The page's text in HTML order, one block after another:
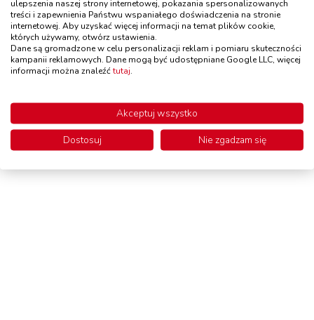
©2024 edufit.pl
ulepszenia naszej strony internetowej, pokazania spersonalizowanych
treści i zapewnienia Państwu wspaniałego doświadczenia na stronie
internetowej. Aby uzyskać więcej informacji na temat plików cookie,
których używamy, otwórz ustawienia.
Dane są gromadzone w celu personalizacji reklam i pomiaru skuteczności
kampanii reklamowych. Dane mogą być udostępniane Google LLC, więcej
informacji można znaleźć tutaj
Akceptuj wszystko
Dostosuj
Nie zgadzam się